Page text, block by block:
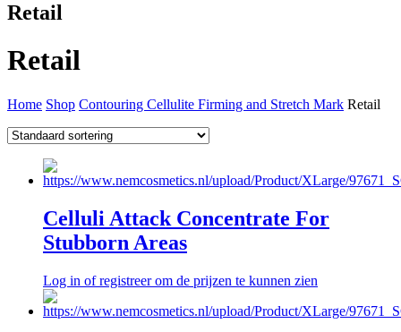
Retail
Retail
Home Shop Contouring Cellulite Firming and Stretch Mark Retail
Celluli Attack Concentrate For
Stubborn Areas
Log in of registreer om de prijzen te kunnen zien